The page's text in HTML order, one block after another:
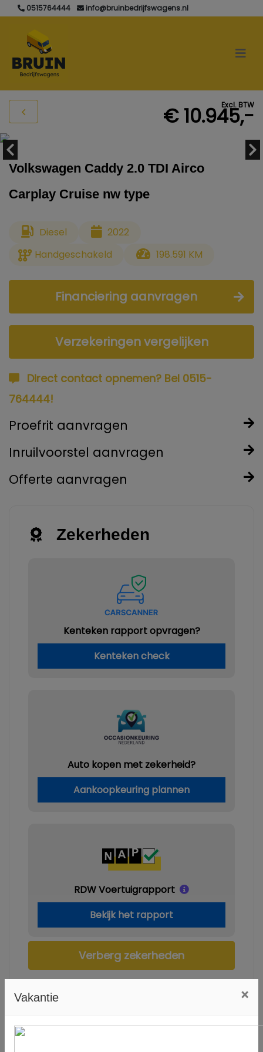
0515764444 info@bruinbedrijfswagens.nl
Excl. BTW
€ 10.945,-
Volkswagen Caddy 2.0 TDI Airco
Carplay Cruise nw type
Diesel
2022
Handgeschakeld
198.591 KM
Financiering aanvragen
Verzekeringen vergelijken
Direct contact opnemen? Bel 0515-
764444!
Proefrit aanvragen
Inruilvoorstel aanvragen
Offerte aanvragen
Zekerheden
Kenteken rapport opvragen?
Kenteken check
Auto kopen met zekerheid?
Aankoopkeuring plannen
RDW Voertuigrapport
Bekijk het rapport
Verberg zekerheden
Specificaties
Vakantie ×